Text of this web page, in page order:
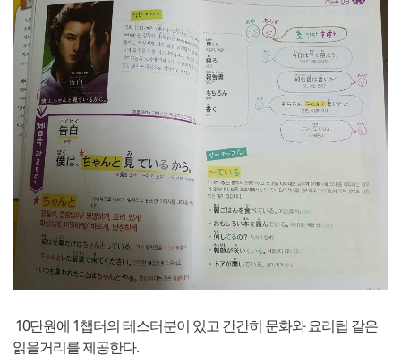
10단원에 1챕터의 테스터분이 있고 간간히 문화와 요리팁 같은
읽을거리를 제공한다.